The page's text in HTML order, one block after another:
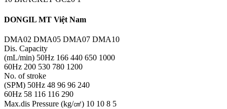
DONGIL MT Việt Nam
DMA02 DMA05 DMA07 DMA10
Dis. Capacity
(mL/min) 50Hz 166 440 650 1000
60Hz 200 530 780 1200
No. of stroke
(SPM) 50Hz 48 96 96 240
60Hz 58 116 116 290
Max.dis Pressure (kg/㎠) 10 10 8 5